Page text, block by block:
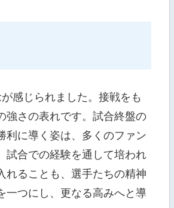
感じられました。接戦をも
強さの表れです。試合終盤の
利に導く姿は、多くのファン
試合での経験を通して培われ
れることも、選手たちの精神
一つにし、更なる高みへと導